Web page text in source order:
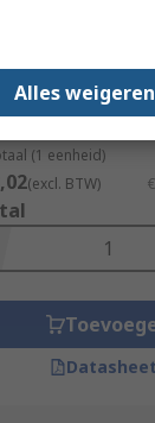
(1 eenheid)
(excl. BTW)
Alles weigeren